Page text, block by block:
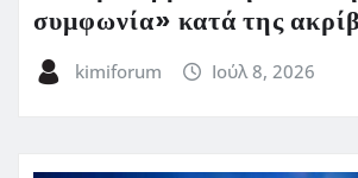
συμφωνία» κατά της
kimiforum Ιούλ 8, 2026